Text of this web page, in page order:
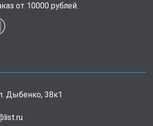
от 10000 рублей.
Дыбенко, 38к1